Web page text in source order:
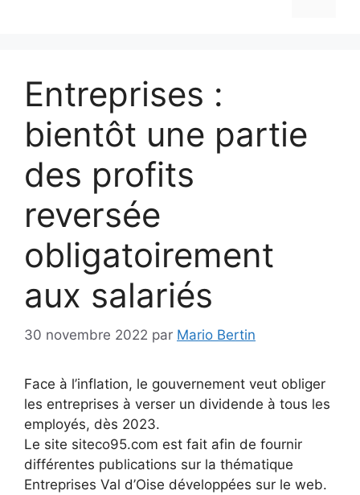
Entreprises :
bientôt une partie
des profits
reversée
obligatoirement
aux salariés
30 novembre 2022 par Mario Bertin
Face à l’inflation, le gouvernement veut obliger
les entreprises à verser un dividende à tous les
employés, dès 2023.
Le site siteco95.com est fait afin de fournir
différentes publications sur la thématique
Entreprises Val d’Oise développées sur le web.